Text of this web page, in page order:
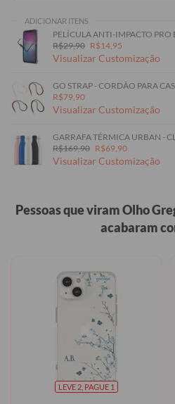
ADICIONAR ITENS
PELÍCULA ANTI-IMPACTO PRO
R$29,90 R$14,95
Visualizar Customização
GO STRAP - CORDÃO PARA
R$79,90
Visualizar Customização
GARRAFA TÉRMICA URBAN -
R$169,90 R$69,90
Visualizar Customização
Pessoas que viram Olho
acabaram
LEVE 2, PAGUE 1